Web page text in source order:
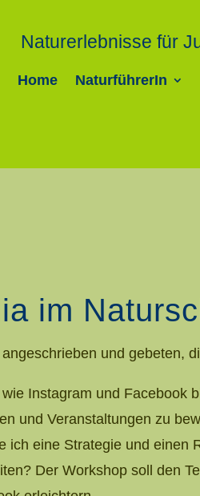
Naturerlebnisse für
Home NaturführerIn
im
und gebeten,
Instagram und Facebook
und Veranstaltungen zu
ich eine Strategie und einen
Der Workshop soll den